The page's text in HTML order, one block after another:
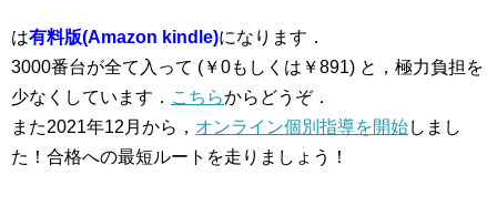
は有料版(Amazon kindle)になります．
3000番台が全て入って (￥0もしくは￥891) と，極力負担を
少なくしています． こちらからどうぞ．
また2021年12月から， オンライン個別指導を開始しまし
た！合格への最短ルートを走りましょう！